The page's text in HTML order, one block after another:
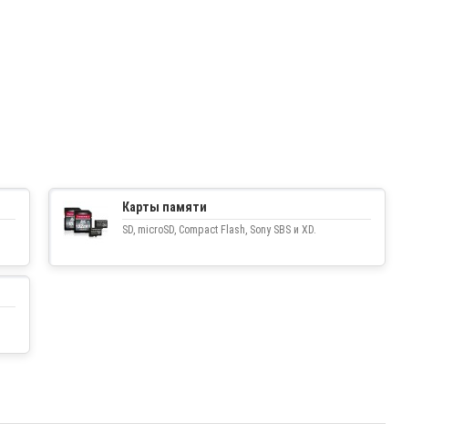
Карты памяти
SD, microSD, Compact Flash, Sony SBS и XD.